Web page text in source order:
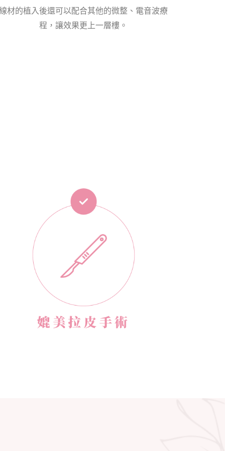
材的植入後還可以配合其他的微整、電音波療
程，讓效果更上一層樓。